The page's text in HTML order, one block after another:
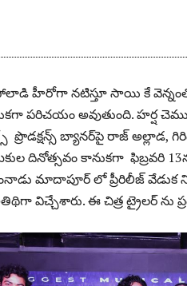
హీరోగా నటిస్తూ సాయి కే వెన్నంతో
పరిచయం అవుతుంది. హర్ష
ప్రొడక్షన్స్ బ్యానర్‌పై రాజ్
దినోత్సవం కానుకగా ఫిబ్రవరి
మాదాపూర్ లో ప్రీరిలీజ్ వేడుక
విచ్చేశారు. ఈ చిత్ర ట్రైలర్ ను